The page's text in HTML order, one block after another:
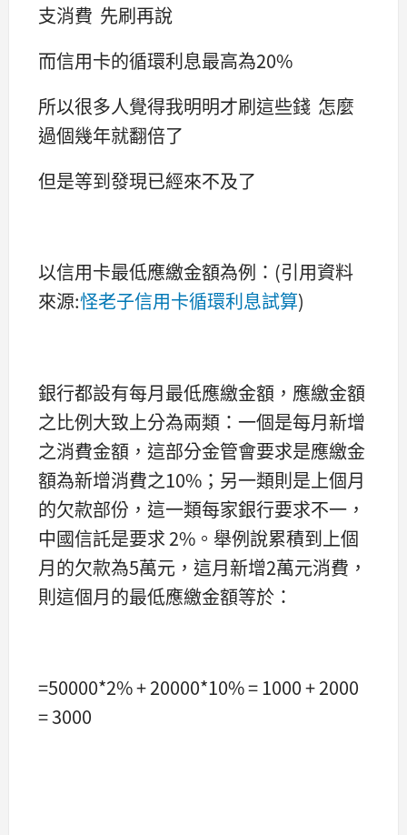
支消費 先刷再說
而信用卡的循環利息最高為20%
所以很多人覺得我明明才刷這些錢 怎麼
過個幾年就翻倍了
但是等到發現已經來不及了
以信用卡最低應繳金額為例：(引用資料
來源:怪老子信用卡循環利息試算)
銀行都設有每月最低應繳金額，應繳金額
之比例大致上分為兩類：一個是每月新增
之消費金額，這部分金管會要求是應繳金
額為新增消費之10%；另一類則是上個月
的欠款部份，這一類每家銀行要求不一，
中國信託是要求 2%。舉例說累積到上個
月的欠款為5萬元，這月新增2萬元消費，
則這個月的最低應繳金額等於：
=50000*2% + 20000*10% = 1000 + 2000
= 3000